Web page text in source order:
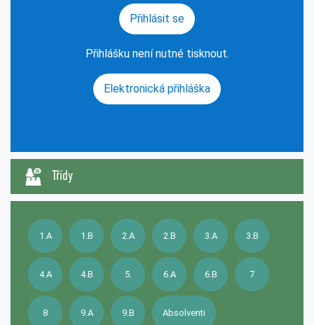
Přihlásit se
Přihlášku není nutné tisknout.
Elektronická přihláška
Třídy
1.A 1.B 2.A 2.B 3.A 3.B
4.A 4.B 5. 6.A 6.B 7
8 9.A 9.B Absolventi